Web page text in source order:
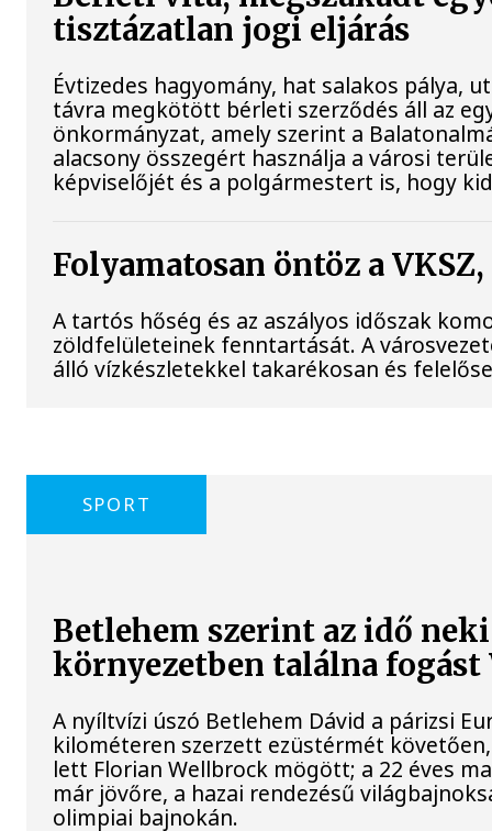
tisztázatlan jogi eljárás
Évtizedes hagyomány, hat salakos pálya,
távra megkötött bérleti szerződés áll az
önkormányzat, amely szerint a
alacsony összegért használja a városi
képviselőjét és a polgármestert is, hogy
Folyamatosan öntöz a
A tartós hőség és az aszályos időszak
zöldfelületeinek fenntartását. A
álló vízkészletekkel takarékosan és
SPORT
Betlehem szerint az idő
környezetben találna
A nyíltvízi úszó Betlehem Dávid a párizsi
kilométeren szerzett ezüstérmét
lett Florian Wellbrock mögött; a 22 éves
már jövőre, a hazai rendezésű
olimpiai bajnokán.